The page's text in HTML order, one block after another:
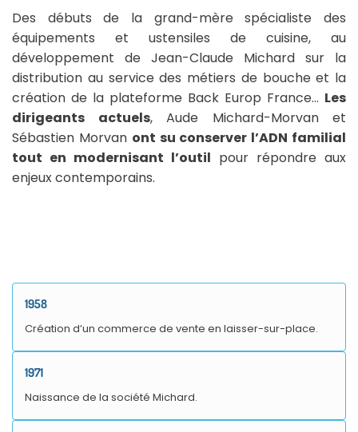
Des débuts de la grand-mère spécialiste des
équipements et ustensiles de cuisine, au
développement de Jean-Claude Michard sur la
distribution au service des métiers de bouche et la
création de la plateforme Back Europ France… Les
dirigeants actuels, Aude Michard-Morvan et
Sébastien Morvan ont su conserver l’ADN familial
tout en modernisant l’outil pour répondre aux
enjeux contemporains.
1958
Création d’un commerce de vente en laisser-sur-place.
1971
Naissance de la société Michard.